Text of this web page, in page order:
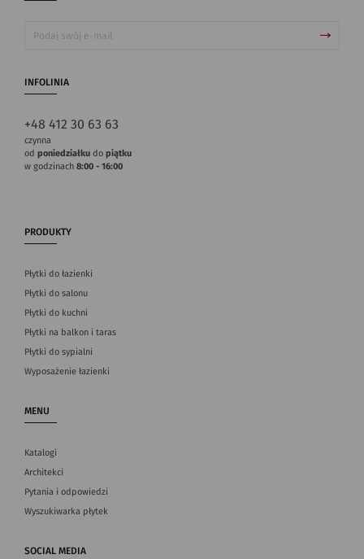
INFOLINIA
+48 412 30 63 63
czynna
od poniedziałku do piątku
w godzinach 8:00 - 16:00
PRODUKTY
Płytki do łazienki
Płytki do salonu
Płytki do kuchni
Płytki na balkon i taras
Płytki do sypialni
Wyposażenie łazienki
MENU
Katalogi
Architekci
Pytania i odpowiedzi
Wyszukiwarka płytek
SOCIAL MEDIA